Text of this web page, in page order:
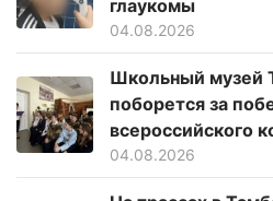
глаукомы
04.08.2026
Школьный музей
поборется за
всероссийского
04.08.2026